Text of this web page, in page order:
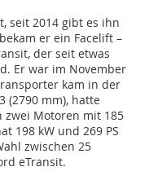
seit 2014 gibt es ihn
er ein Facelift –
der seit etwas
Er war im November
kam in der
(2790 mm), hatte
zwei Motoren mit 185
198 kW und 269 PS
zwischen 25
eTransit.